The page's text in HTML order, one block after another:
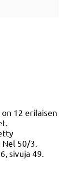
12 erilaisen
50/3.
sivuja 49.